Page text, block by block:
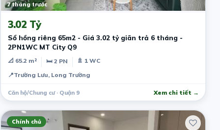
7 tháng trước
3.02 Tỷ
Sổ hồng riêng 65m2 - Giá 3.02 tỷ giãn trả 6 tháng -
2PN1WC MT City Q9
📐 65.2 m² 🛏 2 PN
🚿 1 WC
📍Trường Lưu, Long Trường
Căn hộ/Chung cư · Quận 9 Xem chi tiết →
Chính chủ